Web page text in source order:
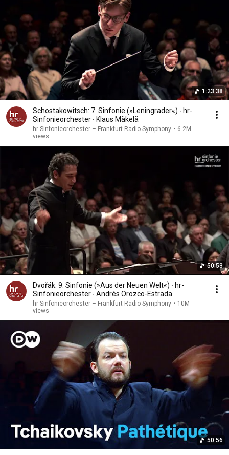
1:23:38
Schostakowitsch: 7. Sinfonie (»Leningrader«) ∙ hr-
Sinfonieorchester ∙ Klaus Mäkelä
hr-Sinfonieorchester – Frankfurt Radio Symphony • 6.2M
views
50:53
Dvořák: 9. Sinfonie (»Aus der Neuen Welt«) ∙ hr-
Sinfonieorchester ∙ Andrés Orozco-Estrada
hr-Sinfonieorchester – Frankfurt Radio Symphony • 10M
views
50:56